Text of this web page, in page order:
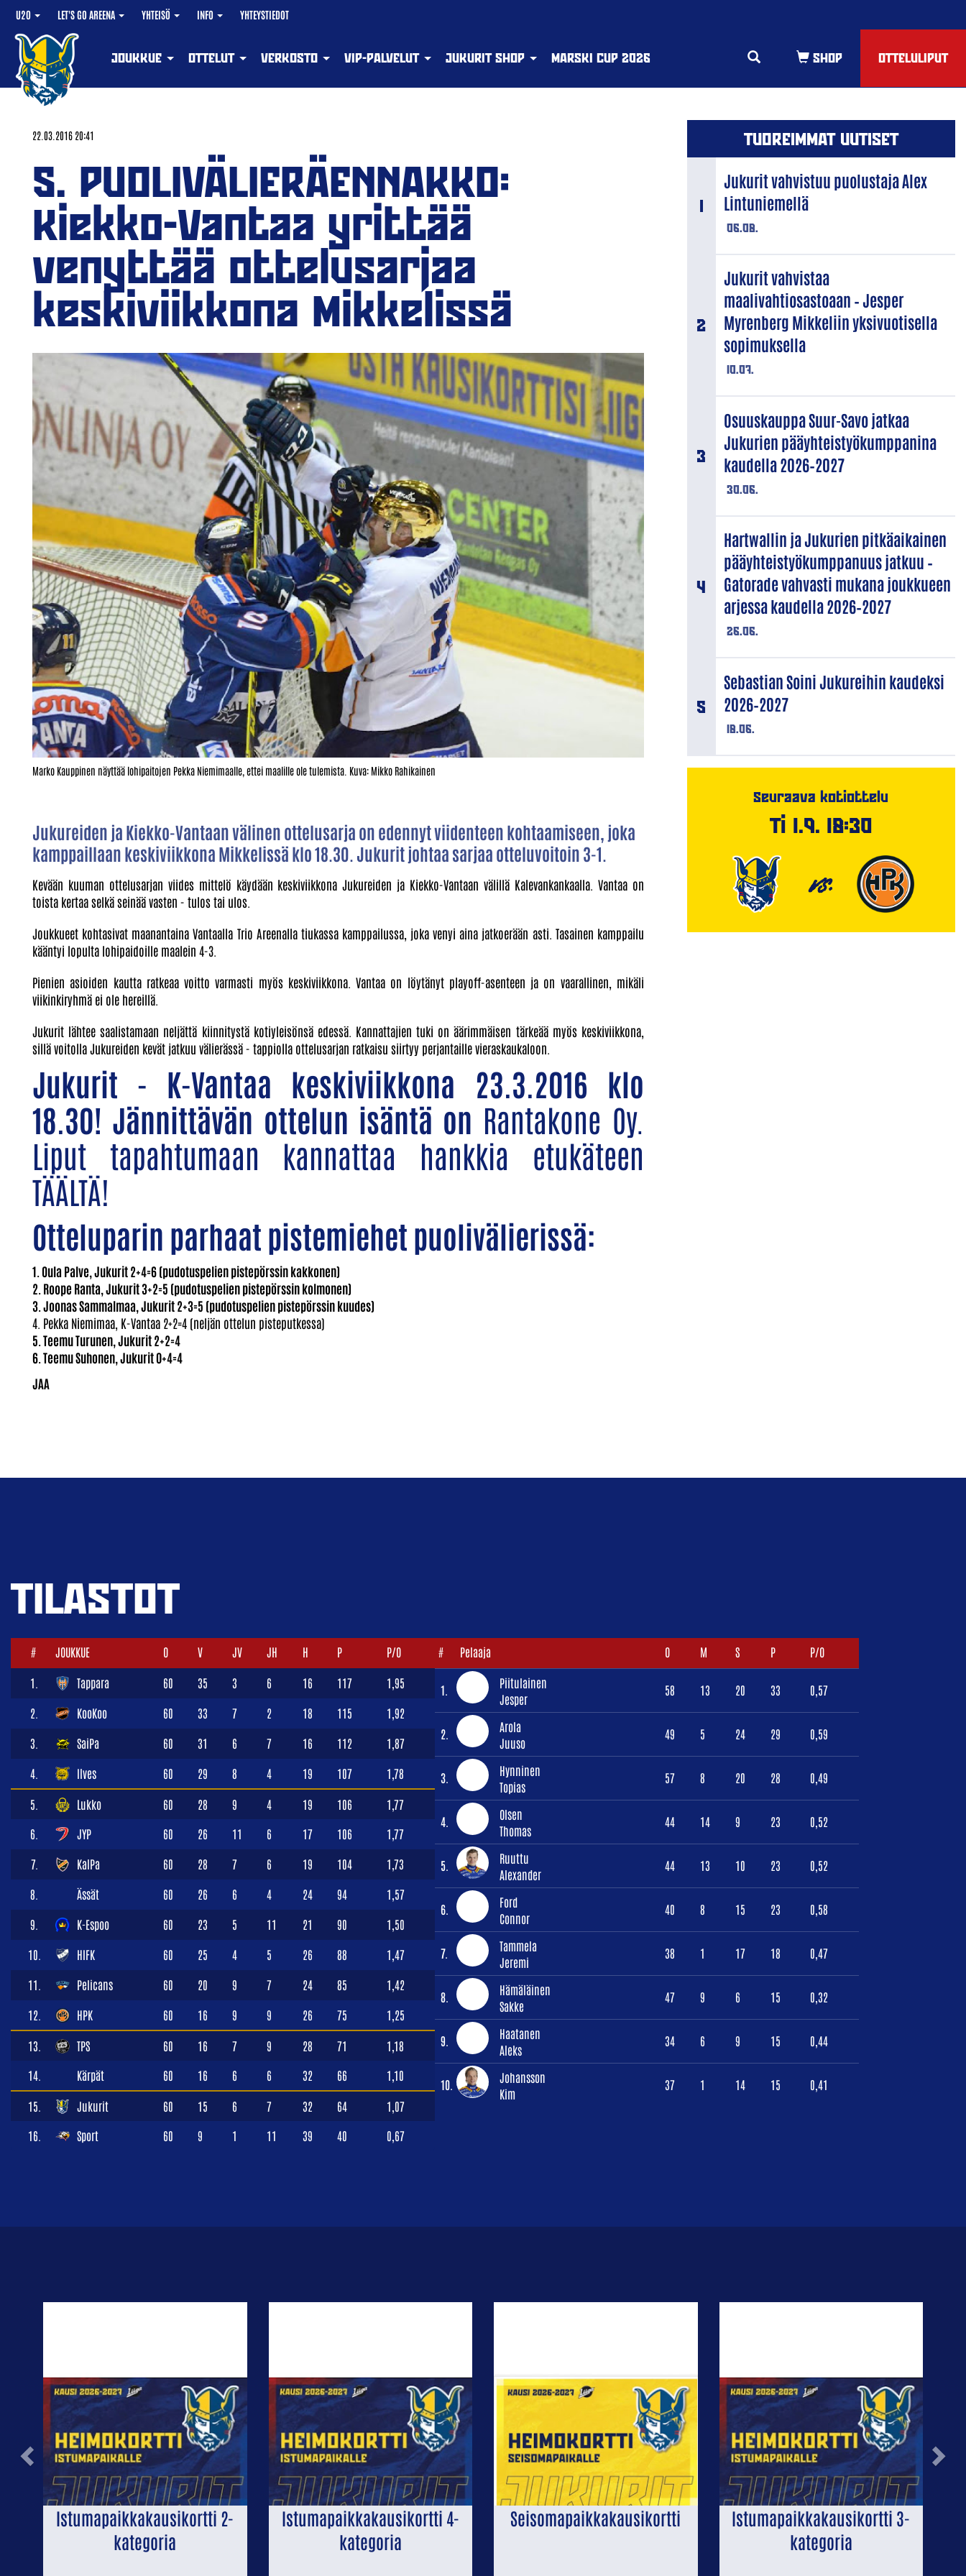
U20 LET'S GO AREENA YHTEISÖ INFO YHTEYSTIEDOT
OTTELULIPUT
JOUKKUE OTTELUT VERKOSTO VIP-PALVELUT JUKURIT SHOP MARSKI CUP 2026
22.03.2016 20:41
5. PUOLIVÄLIERÄENNAKKO:
Kiekko-Vantaa yrittää
venyttää ottelusarjaa
keskiviikkona Mikkelissä
Marko Kauppinen näyttää lohipaitojen Pekka Niemimaalle, ettei maalille ole tulemista. Kuva: Mikko Rahikainen
Jukureiden ja Kiekko-Vantaan välinen ottelusarja on edennyt viidenteen kohtaamiseen, joka
kamppaillaan keskiviikkona Mikkelissä klo 18.30. Jukurit johtaa sarjaa otteluvoitoin 3-1.
Kevään kuuman ottelusarjan viides mittelö käydään keskiviikkona Jukureiden ja Kiekko-Vantaan välillä Kalevankankaalla. Vantaa on
toista kertaa selkä seinää vasten - tulos tai ulos.
Joukkueet kohtasivat maanantaina Vantaalla Trio Areenalla tiukassa kamppailussa, joka venyi aina jatkoerään asti. Tasainen kamppailu
kääntyi lopulta lohipaidoille maalein 4-3.
Pienien asioiden kautta ratkeaa voitto varmasti myös keskiviikkona. Vantaa on löytänyt playoff-asenteen ja on vaarallinen, mikäli
viikinkiryhmä ei ole hereillä.
Jukurit lähtee saalistamaan neljättä kiinnitystä kotiyleisönsä edessä. Kannattajien tuki on äärimmäisen tärkeää myös keskiviikkona,
sillä voitolla Jukureiden kevät jatkuu välierässä - tappiolla ottelusarjan ratkaisu siirtyy perjantaille vieraskaukaloon.
Jukurit - K-Vantaa keskiviikkona 23.3.2016 klo
18.30! Jännittävän ottelun isäntä on Rantakone Oy.
Liput tapahtumaan kannattaa hankkia etukäteen
TÄÄLTÄ!
Otteluparin parhaat pistemiehet puolivälierissä:
1. Oula Palve, Jukurit 2+4=6 (pudotuspelien pistepörssin kakkonen)
2. Roope Ranta, Jukurit 3+2=5 (pudotuspelien pistepörssin kolmonen)
3. Joonas Sammalmaa, Jukurit 2+3=5 (pudotuspelien pistepörssin kuudes)
4. Pekka Niemimaa, K-Vantaa 2+2=4 (neljän ottelun pisteputkessa)
5. Teemu Turunen, Jukurit 2+2=4
6. Teemu Suhonen, Jukurit 0+4=4
TUOREIMMAT UUTISET
06.08.
Jukurit vahvistuu puolustaja Alex
Lintuniemellä
10.07.
Jukurit vahvistaa
maalivahtiosastoaan – Jesper
Myrenberg Mikkeliin yksivuotisella
sopimuksella
30.06.
Osuuskauppa Suur-Savo jatkaa
Jukurien pääyhteistyökumppanina
kaudella 2026–2027
26.06.
Hartwallin ja Jukurien pitkäaikainen
pääyhteistyökumppanuus jatkuu –
Gatorade vahvasti mukana joukkueen
arjessa kaudella 2026–2027
18.06.
Sebastian Soini Jukureihin kaudeksi
2026–2027
Seuraava kotiottelu
Ti 1.9. 18:30
VS.
TILASTOT
# JOUKKUE O V JV JH H P P/O
1. Tappara 60 35 3 6 16 117 1,95
2. KooKoo 60 33 7 2 18 115 1,92
3. SaiPa 60 31 6 7 16 112 1,87
4. Ilves 60 29 8 4 19 107 1,78
5. Lukko 60 28 9 4 19 106 1,77
6. JYP 60 26 11 6 17 106 1,77
7. KalPa 60 28 7 6 19 104 1,73
8. Ässät 60 26 6 4 24 94 1,57
9. K-Espoo 60 23 5 11 21 90 1,50
10. HIFK 60 25 4 5 26 88 1,47
11. Pelicans 60 20 9 7 24 85 1,42
12. HPK 60 16 9 9 26 75 1,25
13. TPS 60 16 7 9 28 71 1,18
14. Kärpät 60 16 6 6 32 66 1,10
15. Jukurit 60 15 6 7 32 64 1,07
16. Sport 60 9 1 11 39 40 0,67
# Pelaaja O M S P P/O
1.
Piitulainen
Jesper
58 13 20 33 0,57
2.
Arola
Juuso
49 5 24 29 0,59
3.
Hynninen
Topias
57 8 20 28 0,49
4.
Olsen
Thomas
44 14 9 23 0,52
5.
Ruuttu
Alexander
44 13 10 23 0,52
6.
Ford
Connor
40 8 15 23 0,58
7.
Tammela
Jeremi
38 1 17 18 0,47
8.
Hämäläinen
Sakke
47 9 6 15 0,32
9.
Haatanen
Aleks
34 6 9 15 0,44
10.
Johansson
Kim
37 1 14 15 0,41
Istumapaikkakausikortti 2-
kategoria
Istumapaikkakausikortti 4-
kategoria
Seisomapaikkakausikortti
Istumapaikkakausikortti 3-
kategoria
Previous